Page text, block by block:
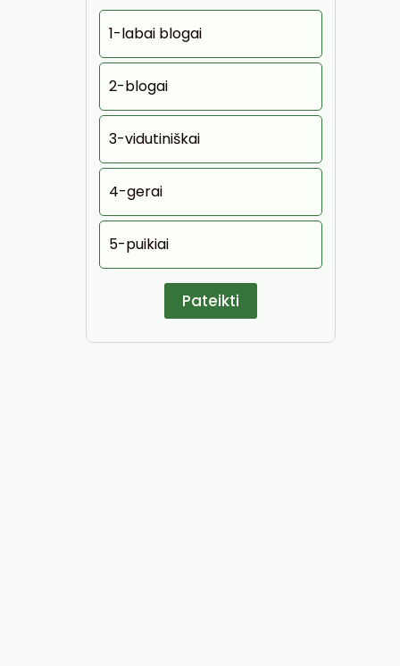
1-labai blogai
2-blogai
3-vidutiniškai
4-gerai
5-puikiai